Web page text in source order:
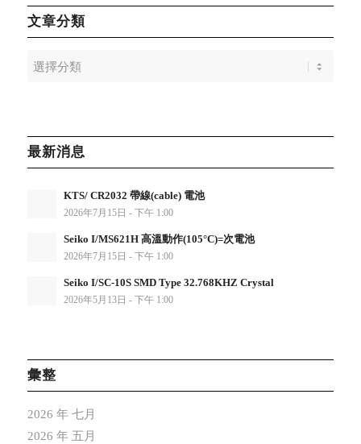
文章分類
最新消息
KTS/ CR2032 帶線(cable) 電池
2026年7月15日 - 下午 1:00
Seiko I/MS621H 高溫動作(105°C)=次電池
2026年7月15日 - 下午 1:00
Seiko I/SC-10S SMD Type 32.768KHZ Crystal
2026年5月13日 - 下午 1:00
彙整
2026 年 七月
2026 年 五月